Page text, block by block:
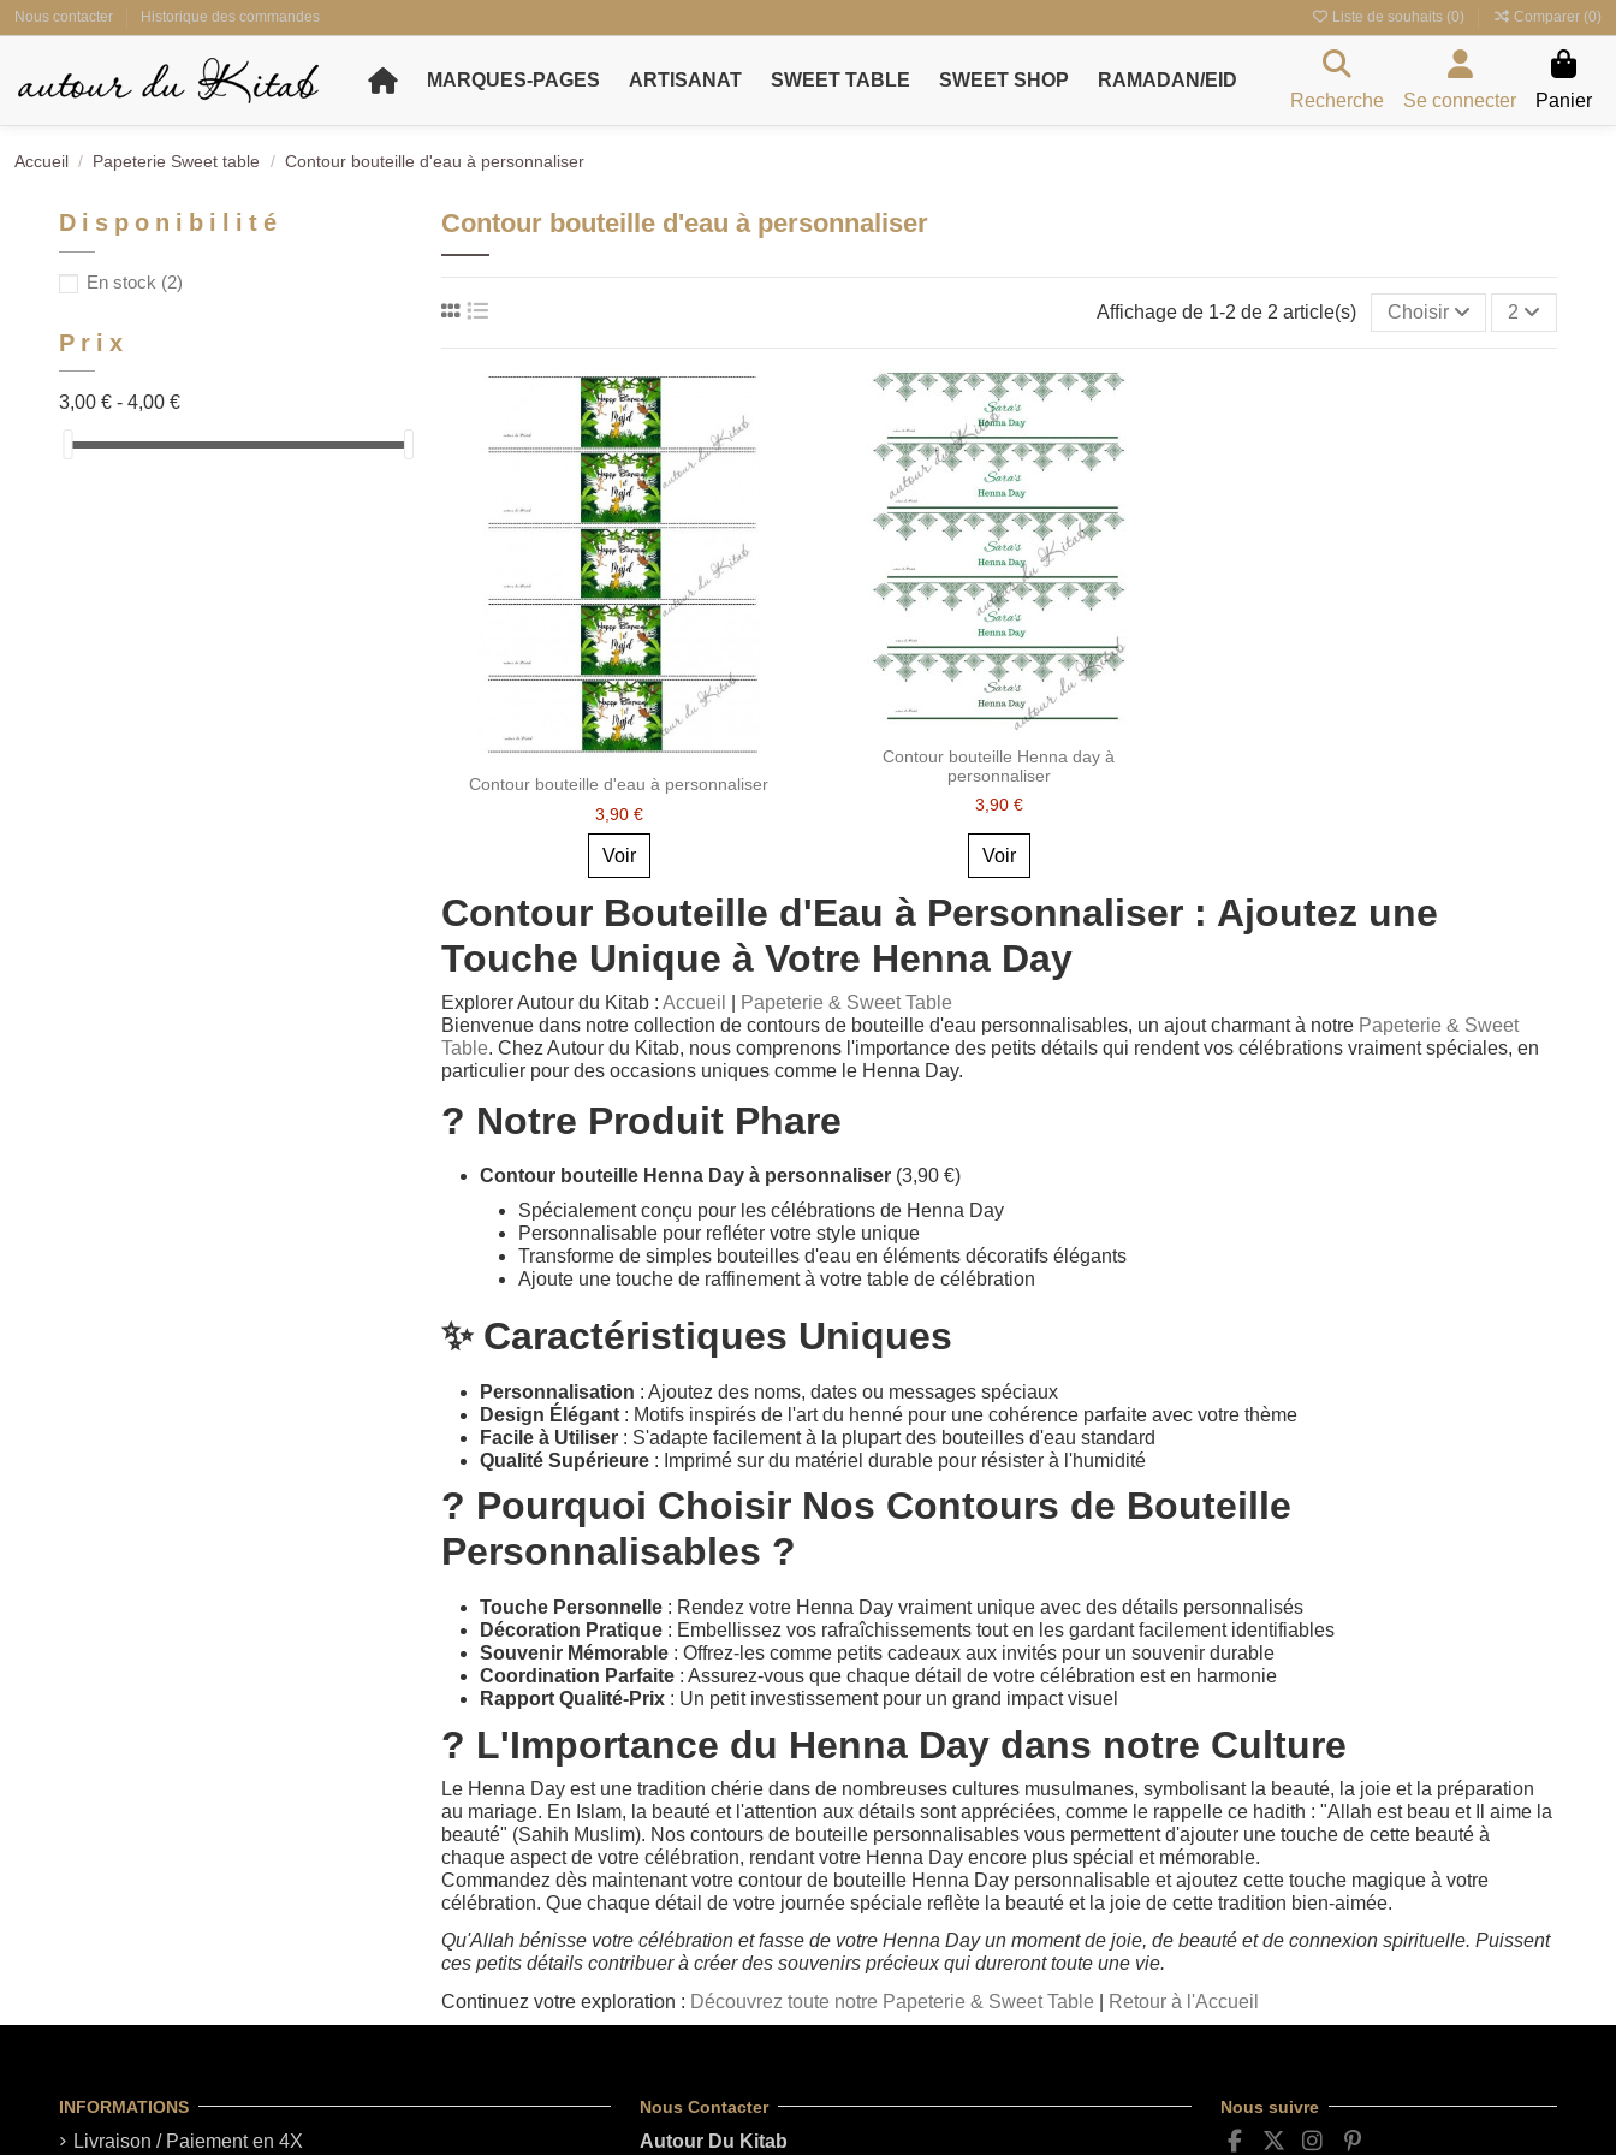
Nous contacter Historique des commandes Liste de souhaits (0) Comparer (0)
MARQUES-PAGES ARTISANAT SWEET TABLE SWEET SHOP
RAMADAN/EID
Recherche
Se connecter Panier
Accueil Papeterie Sweet table Contour bouteille d'eau à personnaliser
Contour bouteille d'eau à personnaliser
Affichage de 1-2 de 2 article(s) Choisir 2
Contour bouteille d'eau à personnaliser
3,90 €
Voir
Contour bouteille Henna day à
personnaliser
3,90 €
Voir
Contour Bouteille d'Eau à Personnaliser : Ajoutez une
Touche Unique à Votre Henna Day
Explorer Autour du Kitab : Accueil
Papeterie & Sweet Table
Bienvenue dans notre collection de contours de bouteille d'eau personnalisables, un ajout charmant à notre Papeterie & Sweet
Table. Chez Autour du Kitab, nous comprenons l'importance des petits détails qui rendent vos célébrations vraiment spéciales, en
particulier pour des occasions uniques comme le Henna Day.
? Notre Produit Phare
Contour bouteille Henna Day à personnaliser(3,90 €)
Spécialement conçu pour les célébrations de Henna Day
Personnalisable pour refléter votre style unique
Transforme de simples bouteilles d'eau en éléments décoratifs élégants
Ajoute une touche de raffinement à votre table de célébration
✨ Caractéristiques Uniques
Personnalisation : Ajoutez des noms, dates ou messages spéciaux
Design Élégant: Motifs inspirés de l'art du henné pour une cohérence parfaite avec votre thème
Facile à Utiliser: S'adapte facilement à la plupart des bouteilles d'eau standard
Qualité Supérieure: Imprimé sur du matériel durable pour résister à l'humidité
? Pourquoi Choisir Nos Contours de Bouteille
Personnalisables ?
Touche Personnelle: Rendez votre Henna Day vraiment unique avec des détails personnalisés
Décoration Pratique: Embellissez vos rafraîchissements tout en les gardant facilement identifiables
Souvenir Mémorable: Offrez-les comme petits cadeaux aux invités pour un souvenir durable
Coordination Parfaite: Assurez-vous que chaque détail de votre célébration est en harmonie
Rapport Qualité-Prix: Un petit investissement pour un grand impact visuel
? L'Importance du Henna Day dans notre Culture
Le Henna Day est une tradition chérie dans de nombreuses cultures musulmanes, symbolisant la beauté, la joie et la préparation
au mariage. En Islam, la beauté et l'attention aux détails sont appréciées, comme le rappelle ce hadith : "Allah est beau et Il aime la
beauté" (Sahih Muslim). Nos contours de bouteille personnalisables vous permettent d'ajouter une touche de cette beauté à
chaque aspect de votre célébration, rendant votre Henna Day encore plus spécial et mémorable.
Commandez dès maintenant votre contour de bouteille Henna Day personnalisable et ajoutez cette touche magique à votre
célébration. Que chaque détail de votre journée spéciale reflète la beauté et la joie de cette tradition bien-aimée.
Qu'Allah bénisse votre célébration et fasse de votre Henna Day un moment de joie, de beauté et de connexion spirituelle. Puissent
ces petits détails contribuer à créer des souvenirs précieux qui dureront toute une vie.
Continuez votre exploration : Découvrez toute notre Papeterie & Sweet Table Retour à l'Accueil
Disponibilité
En stock (2)
Prix
3,00 € - 4,00 €
INFORMATIONS
Livraison / Paiement en 4X
Nous Contacter
Autour Du Kitab
Nous suivre